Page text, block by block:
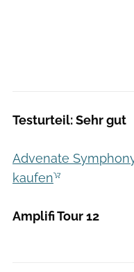
Testurteil: Sehr gut
Advenate
kaufen
Amplifi Tour 12